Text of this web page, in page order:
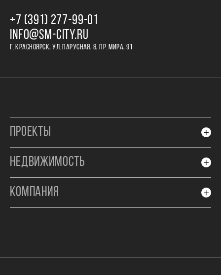
+7 (391) 277‒99‒01
INFO@SM-CITY.RU
Г. КРАСНОЯРСК, УЛ. ПАРУСНАЯ, 8, ПР. МИРА, 91
ПРОЕКТЫ
НЕДВИЖИМОСТЬ
КОМПАНИЯ